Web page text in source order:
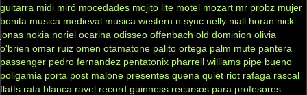
guitarra midi miró mocedades mojito lite motel mozart mr probz mujer
bonita musica medieval musica western n sync nelly niall horan nick
jonas nokia noriel ocarina odisseo offenbach old dominion olivia
o'brien omar ruiz omen otamatone palito ortega palm mute pantera
passenger pedro fernandez pentatonix pharrell williams pipe bueno
poligamia porta post malone presentes quena quiet riot rafaga rascal
flatts rata blanca ravel record guinness recursos para profesores